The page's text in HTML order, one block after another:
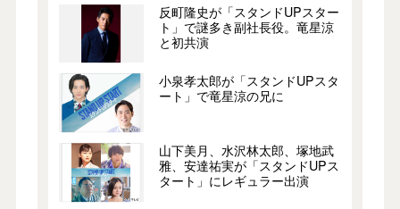
反町隆史が「スタンドUPスター
ト」で謎多き副社長役。竜星涼
と初共演
小泉孝太郎が「スタンドUPスタ
ート」で竜星涼の兄に
山下美月、水沢林太郎、塚地武
雅、安達祐実が「スタンドUPス
タート」にレギュラー出演